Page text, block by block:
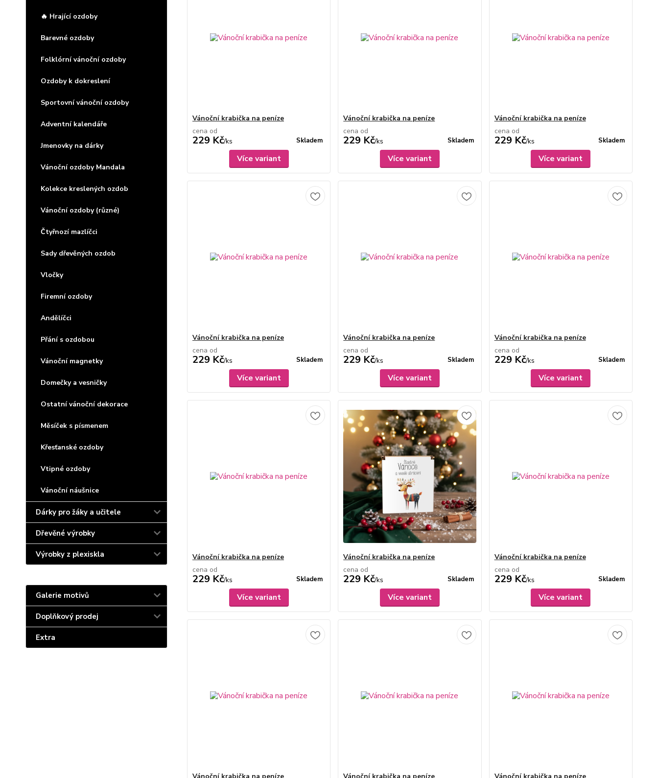
🔥 Hrající ozdoby
Barevné ozdoby
Folklórní vánoční ozdoby
Ozdoby k dokreslení
Sportovní vánoční ozdoby
Adventní kalendáře
Jmenovky na dárky
Vánoční ozdoby Mandala
Kolekce kreslených ozdob
Vánoční ozdoby (různé)
Čtyřnozí mazlíčci
Sady dřevěných ozdob
Vločky
Firemní ozdoby
Andělíčci
Přání s ozdobou
Vánoční magnetky
Domečky a vesničky
Ostatní vánoční dekorace
Měsíček s písmenem
Křesťanské ozdoby
Vtipné ozdoby
Vánoční náušnice
Dárky pro žáky a učitele
Dřevěné výrobky
Výrobky z plexiskla
Galerie motivů
Doplňkový prodej
Extra
Vánoční krabička na peníze
cena od
229 Kč/ks Skladem
Více variant
Vánoční krabička na peníze
cena od
229 Kč/ks Skladem
Více variant
Vánoční krabička na peníze
cena od
229 Kč/ks Skladem
Více variant
Vánoční krabička na peníze
cena od
229 Kč/ks Skladem
Více variant
Vánoční krabička na peníze
cena od
229 Kč/ks Skladem
Více variant
Vánoční krabička na peníze
cena od
229 Kč/ks Skladem
Více variant
Vánoční krabička na peníze
cena od
229 Kč/ks Skladem
Více variant
Vánoční krabička na peníze
cena od
229 Kč/ks Skladem
Více variant
Vánoční krabička na peníze
cena od
229 Kč/ks Skladem
Více variant